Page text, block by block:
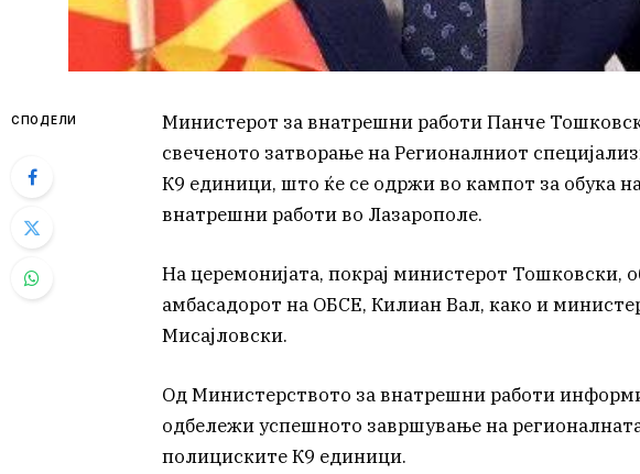
СПОДЕЛИ
Министерот за внатрешни работи Панче
свеченото затворање на Регионалниот
К9 единици, што ќе се одржи во кампот за обука
внатрешни работи во Лазарополе.
На церемонијата, покрај министерот Тошковски,
амбасадорот на ОБСЕ, Килиан Вал, како и
Мисајловски.
Од Министерството за внатрешни работи
одбележи успешното завршување на
полициските К9 единици.